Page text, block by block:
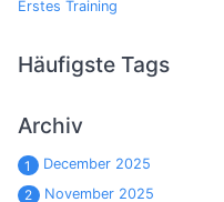
Erstes Training
Häufigste Tags
Archiv
1
December 2025
2
November 2025